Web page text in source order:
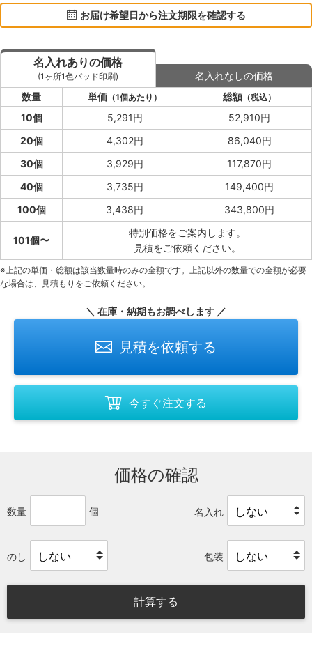
お届け希望日から注文期限を確認する
名入れありの価格
(1ヶ所1色パッド印刷)
名入れなしの価格
数量
単価 （1個あたり） 総額 （税込）
10個 5,291円
52,910円
20個
4,302円
86,040円
30個
3,929円
117,870円
40個
3,735円
149,400円
100個
3,438円 343,800円
101個〜
特別価格をご案内します。
見積をご依頼ください。
※上記の単価・総額は該当数量時のみの金額です。上記以外の数量での金額が必要
な場合は、見積もりをご依頼ください。
＼ 在庫・納期もお調べします ／
見積を依頼する
今すぐ注文する
価格の確認
数量 個 名入れ
のし 包装
計算する